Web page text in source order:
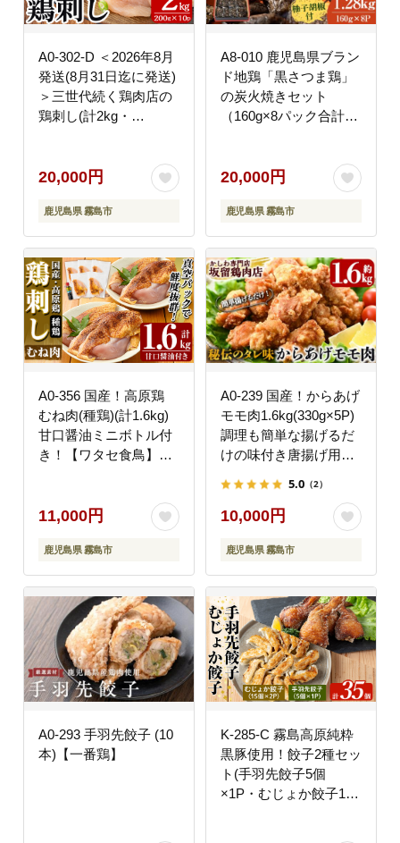
A0-302-D ＜2026年8月
発送(8月31日迄に発送)
＞三世代続く鶏肉店の
鶏刺し(計2kg・
島 国産 鳥刺し 鳥肉 鶏
肉 モモ ムネ もも肉 む
ね肉 胸肉 タタキ 刺身
セット 真空パック 醤油
20,000円
鹿児島県 霧島市
A8-010 鹿児島県ブラン
ド地鶏「黒さつま鶏」
の炭火焼きセット
（160g×8パック合計
20,000円
鹿児島県 霧島市
A0-356 国産！高原鶏
むね肉(種鶏)(計1.6kg)
甘口醤油ミニボトル付
き！【ワタセ食鳥】霧
鳥刺し タタキ 刺身 真
空パック 急速冷凍 ヘル
シー ダイエット 九州産
たんぱく質 プロテイン
11,000円
鹿児島県 霧島市
A0-239 国産！からあげ
モモ肉1.6kg(330g×5P)
調理も簡単な揚げるだ
けの味付き唐揚げ用の
けパックでお届け【坂
留鶏肉店】霧島市 肉 鶏
肉 鳥肉 惣菜 から揚げ
唐揚げ 揚げるだけ 味付
け 鶏
5.0 （2）
10,000円
鹿児島県 霧島市
A0-293 手羽先餃子 (10
本)【一番鶏】
K-285-C 霧島高原純粋
黒豚使用！餃子2種セッ
ト(手羽先餃子5個
×1P・むじょか餃子15